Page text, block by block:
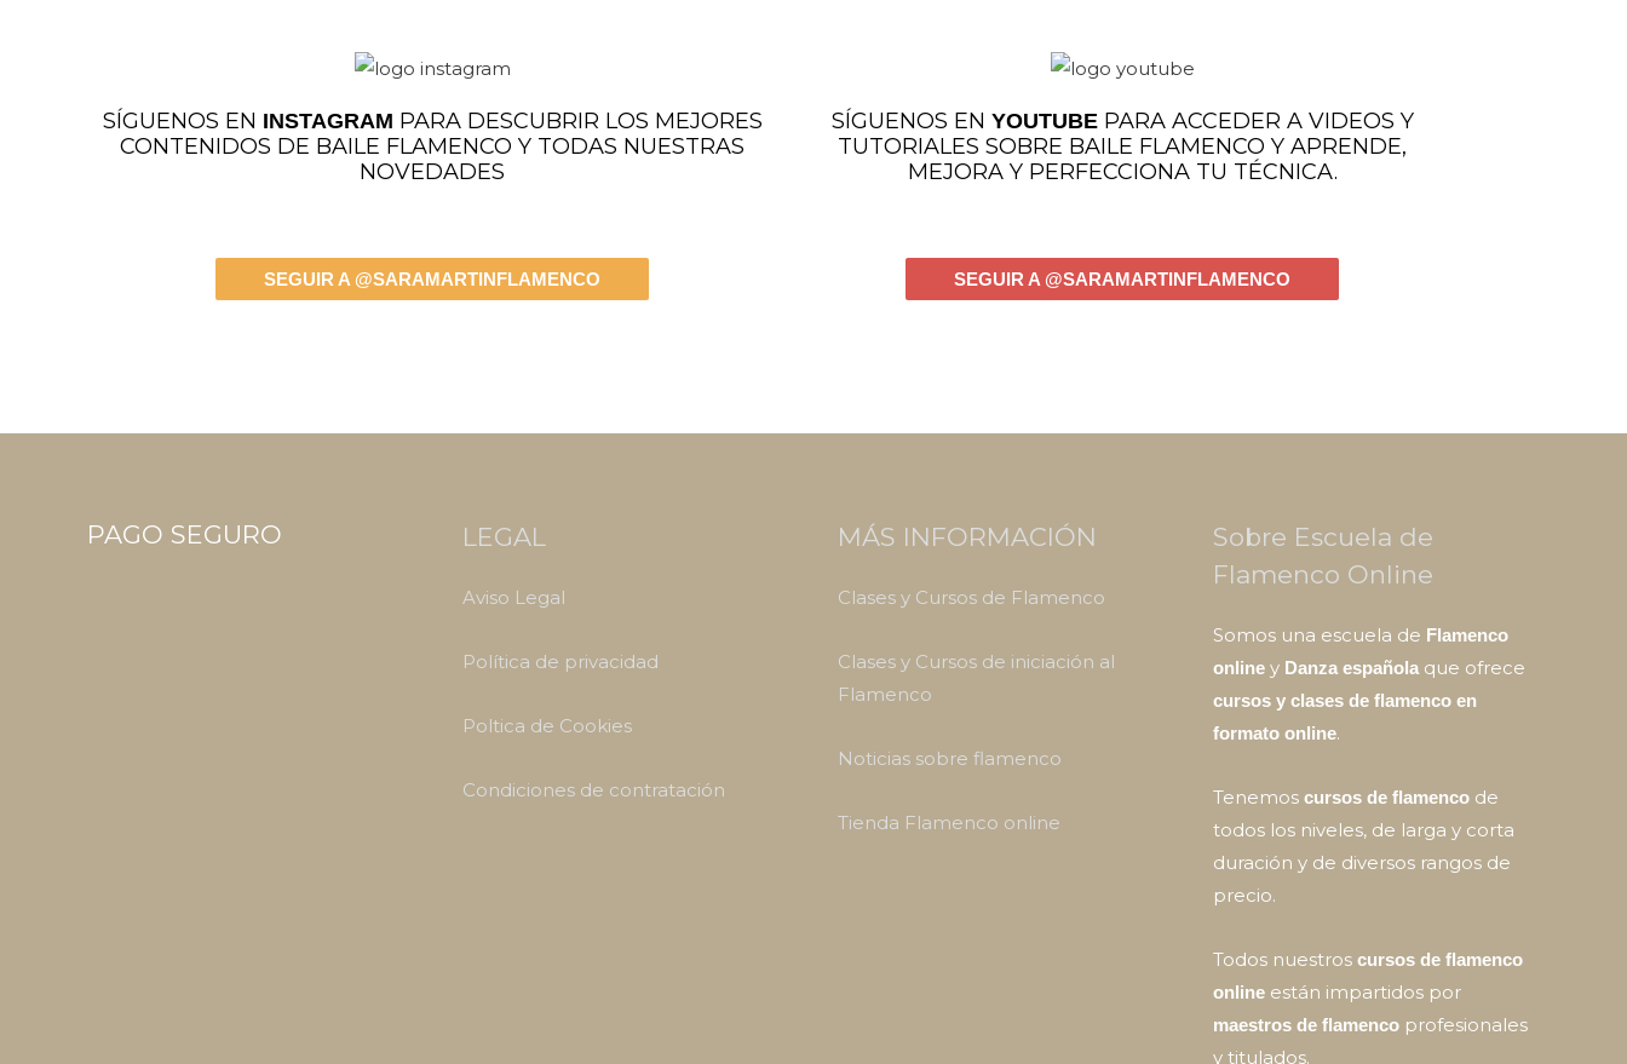
SÍGUENOS EN INSTAGRAM PARA DESCUBRIR LOS MEJORES
CONTENIDOS DE BAILE FLAMENCO Y TODAS NUESTRAS
NOVEDADES
SEGUIR A @SARAMARTINFLAMENCO
SÍGUENOS EN YOUTUBEPARA ACCEDER A VIDEOS Y
TUTORIALES SOBRE BAILE FLAMENCO Y APRENDE,
MEJORA Y PERFECCIONA TU TÉCNICA.
SEGUIR A @SARAMARTINFLAMENCO
PAGO SEGURO LEGAL
Aviso Legal
Política de privacidad
Poltica de Cookies
Condiciones de contratación
MÁS INFORMACIÓN
Clases y Cursos de Flamenco
Clases y Cursos de iniciación al
Flamenco
Noticias sobre flamenco
Tienda Flamenco online
Sobre Escuela de
Flamenco Online
Somos una escuela de Flamenco
online y Danza española que ofrece
cursos y clases de flamenco en
formato online.
Tenemos cursos de flamenco de
todos los niveles, de larga y corta
duración y de diversos rangos de
precio.
Todos nuestros cursos de flamenco
online están impartidos por
maestros de flamenco profesionales
y titulados.